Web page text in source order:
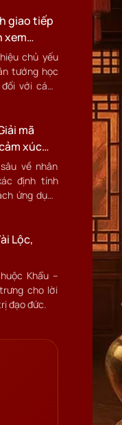
giao tiếp
xem
tướng
chủ yếu
tướng học
với cách
kỹ năng
mã
xúc
về nhân
định tính
ứng dụng
tướng theo
Lộc,
Khẩu –
cho lời
đạo đức.